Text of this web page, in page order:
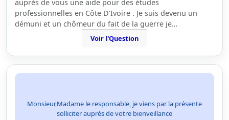
auprès de vous une aide pour des études
professionnelles en Côte D'Ivoire . Je suis devenu un
démuni et un chômeur du fait de la guerre je…
Voir l'Question
Monsieur,Madame le responsable, je viens par la présente
solliciter auprès de votre bienveillance